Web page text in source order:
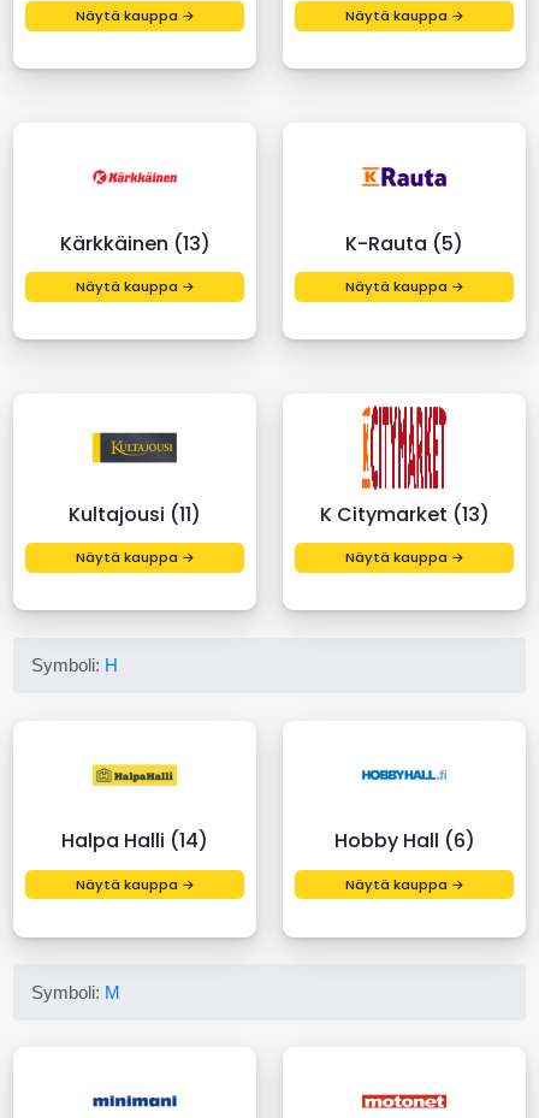
Näytä kauppa → Näytä kauppa →
Kärkkäinen (13)
Näytä kauppa →
K-Rauta (5)
Näytä kauppa →
Kultajousi (11)
Näytä kauppa →
K Citymarket (13)
Näytä kauppa →
Symboli: H
Halpa Halli (14)
Näytä kauppa →
Hobby Hall (6)
Näytä kauppa →
Symboli: M